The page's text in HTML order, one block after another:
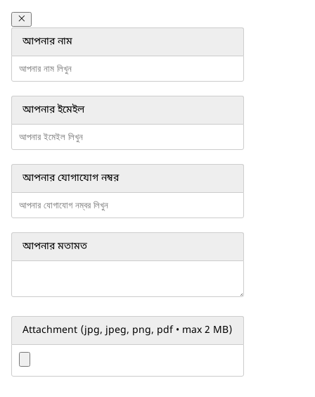
আপনার নাম
আপনার ইমেইল
আপনার যোগাযোগ নম্বর
আপনার মতামত
Attachment (jpg, jpeg, png, pdf • max 2 MB)